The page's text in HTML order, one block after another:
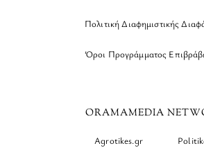
Πολιτική Διαφημιστικής
Όροι Προγράμματος
ORAMAMEDIA
Agrotikes.gr